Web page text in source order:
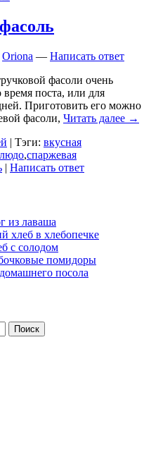
Oriona — Написать ответ
фасоли очень
поста, или для
Приготовить его можно
фасоли, Читать далее →
| Тэги: вкусная
,спаржевая
| Написать ответ
из лаваша
хлеб в хлебопечке
с солодом
помидоры
посола